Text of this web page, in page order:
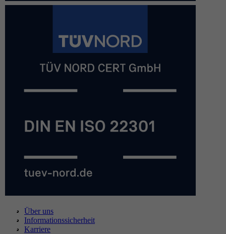
Über uns
Informationssicherheit
Karriere